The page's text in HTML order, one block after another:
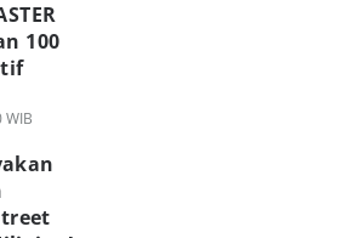
100
WIB